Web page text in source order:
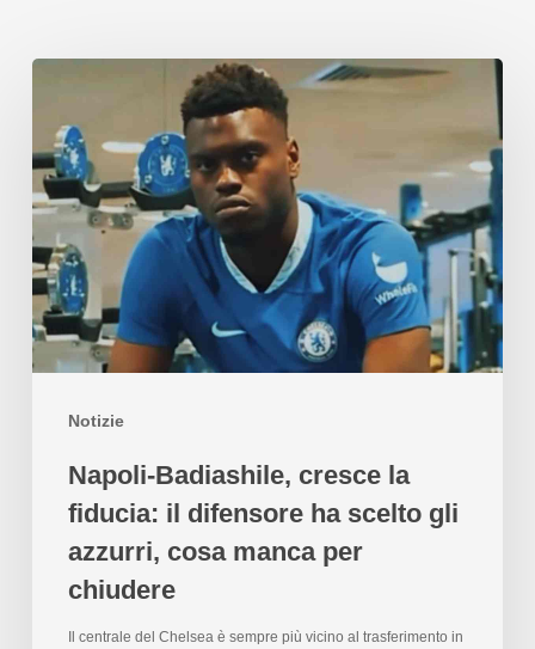
Notizie
Napoli-Badiashile, cresce la
fiducia: il difensore ha scelto gli
azzurri, cosa manca per
chiudere
Il centrale del Chelsea è sempre più vicino al trasferimento in